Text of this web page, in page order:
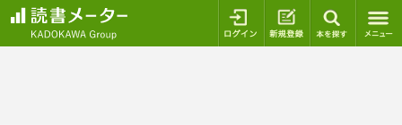
ログイン 新規登録